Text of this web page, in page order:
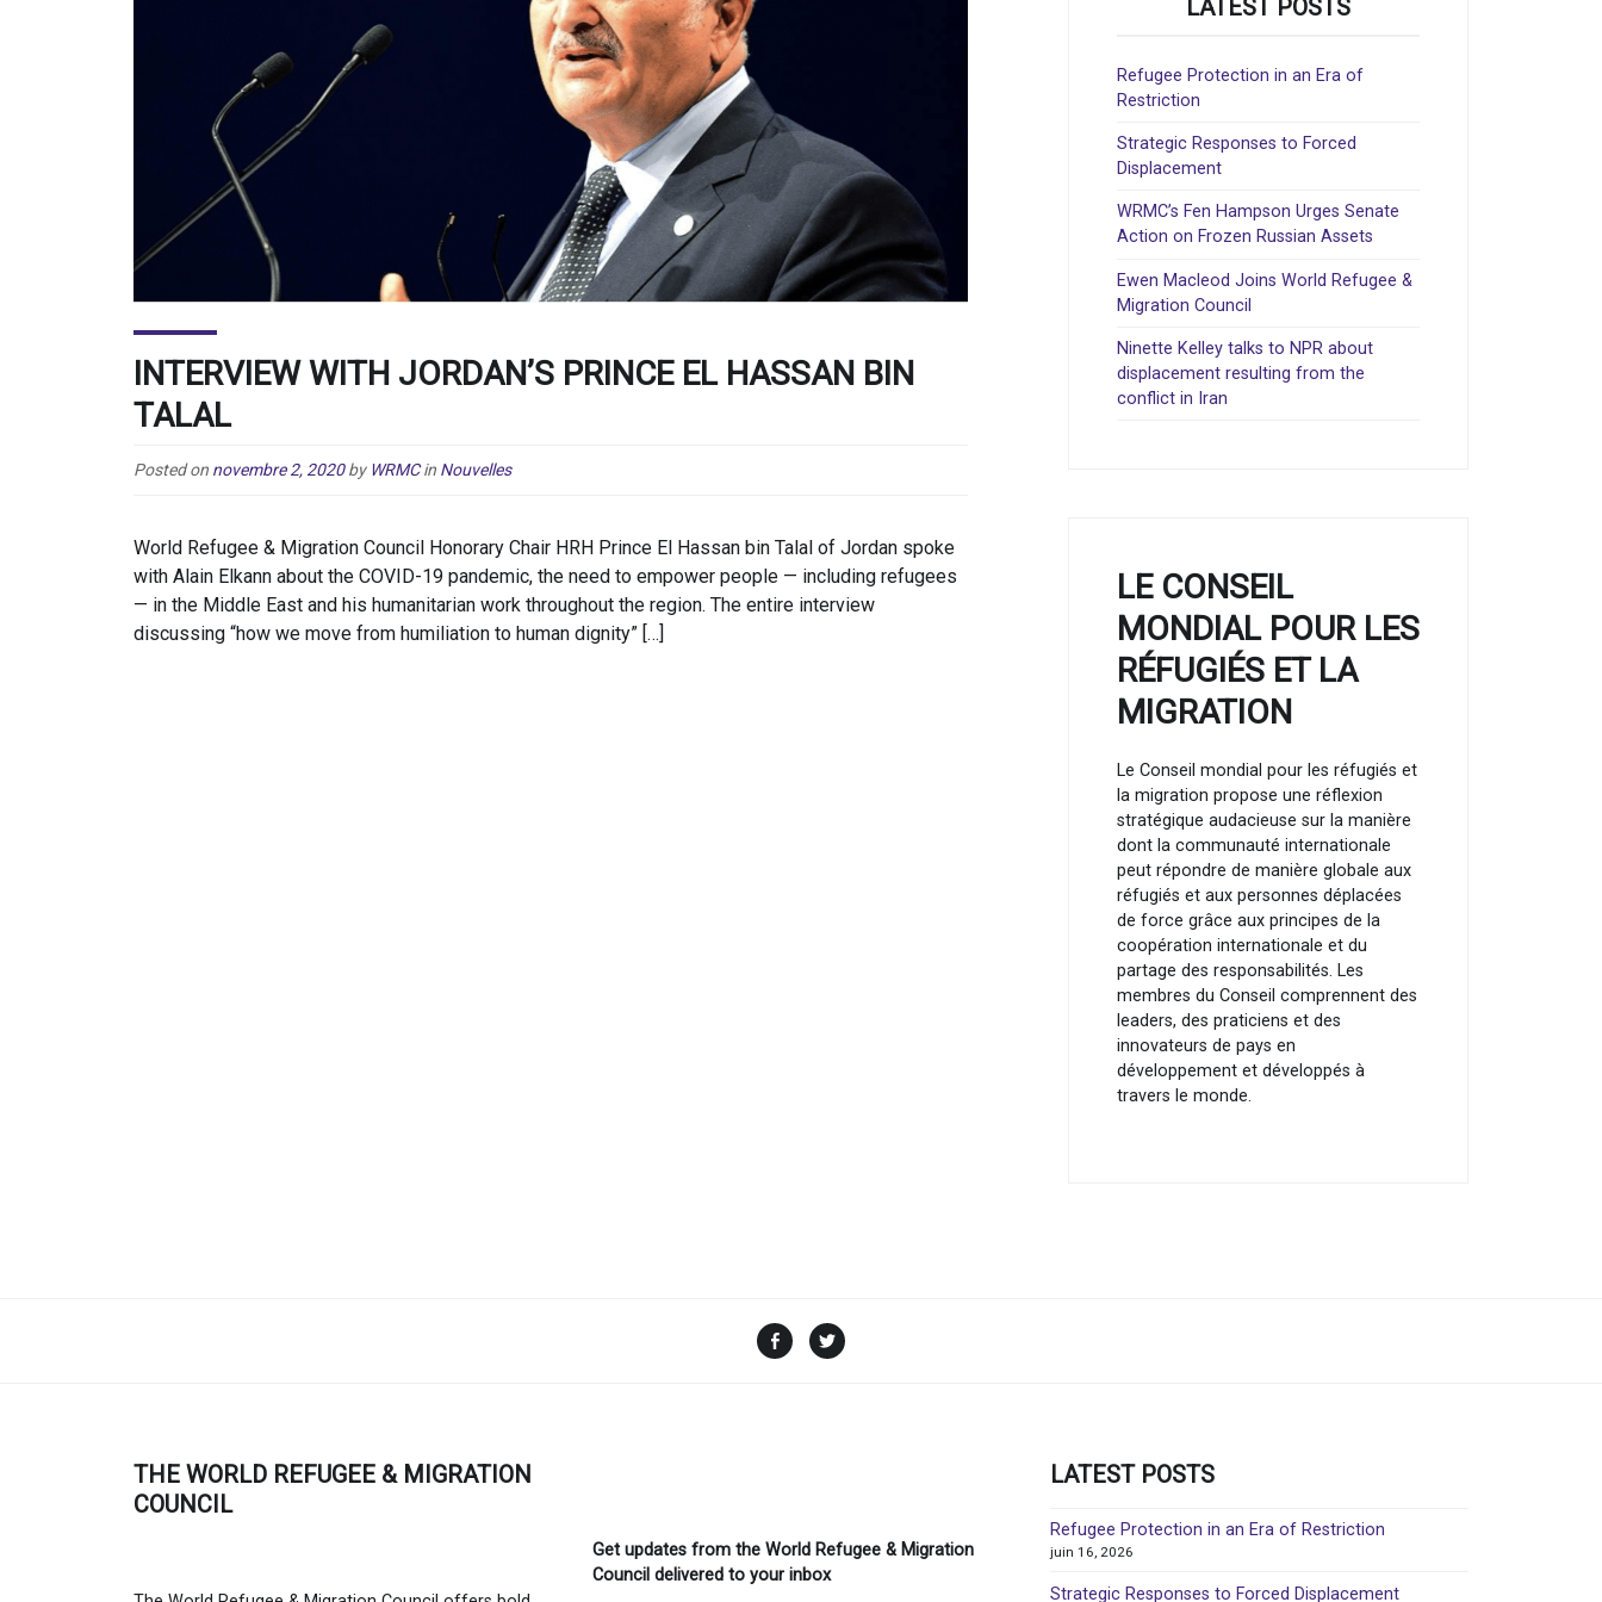
INTERVIEW WITH JORDAN’S PRINCE EL HASSAN BIN
TALAL
Posted on novembre 2, 2020 by WRMC in Nouvelles
World Refugee & Migration Council Honorary Chair HRH Prince El Hassan bin Talal of Jordan spoke
with Alain Elkann about the COVID-19 pandemic, the need to empower people — including refugees
— in the Middle East and his humanitarian work throughout the region. The entire interview
discussing “how we move from humiliation to human dignity” […]
LATEST POSTS
Refugee Protection in an Era of
Restriction
Strategic Responses to Forced
Displacement
WRMC’s Fen Hampson Urges Senate
Action on Frozen Russian Assets
Ewen Macleod Joins World Refugee &
Migration Council
Ninette Kelley talks to NPR about
displacement resulting from the
conflict in Iran
LE CONSEIL
MONDIAL POUR LES
RÉFUGIÉS ET LA
MIGRATION
Le Conseil mondial pour les réfugiés et
la migration propose une réflexion
stratégique audacieuse sur la manière
dont la communauté internationale
peut répondre de manière globale aux
réfugiés et aux personnes déplacées
de force grâce aux principes de la
coopération internationale et du
partage des responsabilités. Les
membres du Conseil comprennent des
leaders, des praticiens et des
innovateurs de pays en
développement et développés à
travers le monde.
Facebook
THE WORLD REFUGEE & MIGRATION
COUNCIL
Get updates from the World Refugee & Migration
Council delivered to your inbox
LATEST POSTS
Refugee Protection in an Era of Restriction
juin 16, 2026
Strategic Responses to Forced Displacement